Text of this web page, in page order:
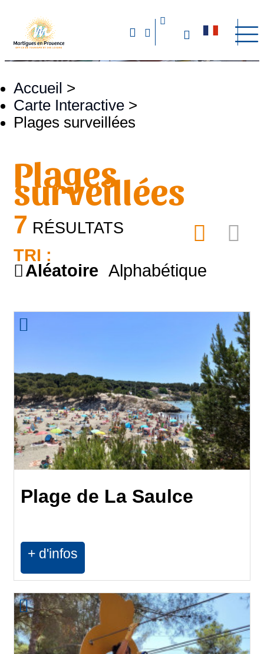
Accueil >
Carte Interactive >
Plages surveillées
Plages
surveillées
7 RÉSULTATS
TRI :
Aléatoire Alphabétique
Plage de La Saulce
+ d'infos